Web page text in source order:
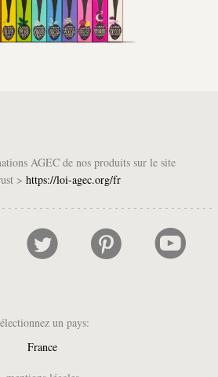
AGEC de nos produits sur le site
> https://loi-agec.org/fr
un pays:
France